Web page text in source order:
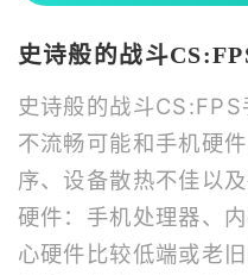
史诗般的战斗
史诗般的战斗
不流畅可能和手机硬
序、设备散热不佳以
硬件：手机处理器、
心硬件比较低端或老